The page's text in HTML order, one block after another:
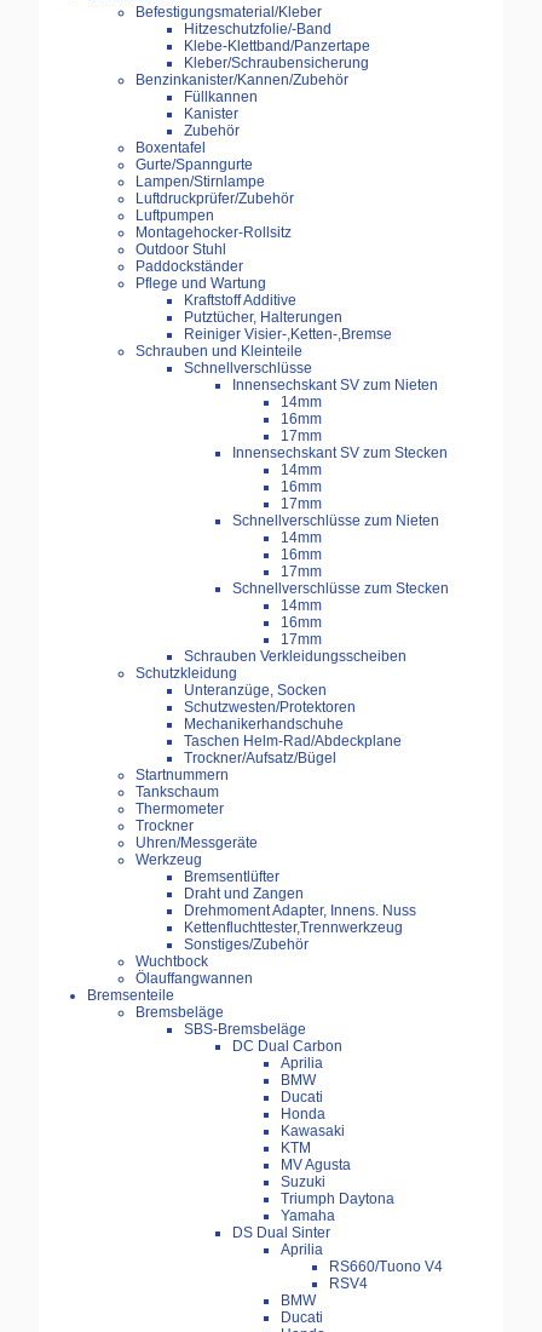
Befestigungsmaterial/Kleber
Hitzeschutzfolie/-Band
Klebe-Klettband/Panzertape
Kleber/Schraubensicherung
Benzinkanister/Kannen/Zubehör
Füllkannen
Kanister
Zubehör
Boxentafel
Gurte/Spanngurte
Lampen/Stirnlampe
Luftdruckprüfer/Zubehör
Luftpumpen
Montagehocker-Rollsitz
Outdoor Stuhl
Paddockständer
Pflege und Wartung
Kraftstoff Additive
Putztücher, Halterungen
Reiniger Visier-,Ketten-,Bremse
Schrauben und Kleinteile
Schnellverschlüsse
Innensechskant SV zum Nieten
14mm
16mm
17mm
Innensechskant SV zum Stecken
14mm
16mm
17mm
Schnellverschlüsse zum Nieten
14mm
16mm
17mm
Schnellverschlüsse zum Stecken
14mm
16mm
17mm
Schrauben Verkleidungsscheiben
Schutzkleidung
Unteranzüge, Socken
Schutzwesten/Protektoren
Mechanikerhandschuhe
Taschen Helm-Rad/Abdeckplane
Trockner/Aufsatz/Bügel
Startnummern
Tankschaum
Thermometer
Trockner
Uhren/Messgeräte
Werkzeug
Bremsentlüfter
Draht und Zangen
Drehmoment Adapter, Innens. Nuss
Kettenfluchttester,Trennwerkzeug
Sonstiges/Zubehör
Wuchtbock
Ölauffangwannen
Bremsenteile
Bremsbeläge
SBS-Bremsbeläge
DC Dual Carbon
Aprilia
BMW
Ducati
Honda
Kawasaki
KTM
MV Agusta
Suzuki
Triumph Daytona
Yamaha
DS Dual Sinter
Aprilia
RS660/Tuono V4
RSV4
BMW
Ducati